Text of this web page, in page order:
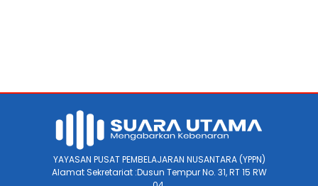
YAYASAN PUSAT PEMBELAJARAN NUSANTARA (YPPN)
Alamat Sekretariat :Dusun Tempur No. 31, RT 15 RW